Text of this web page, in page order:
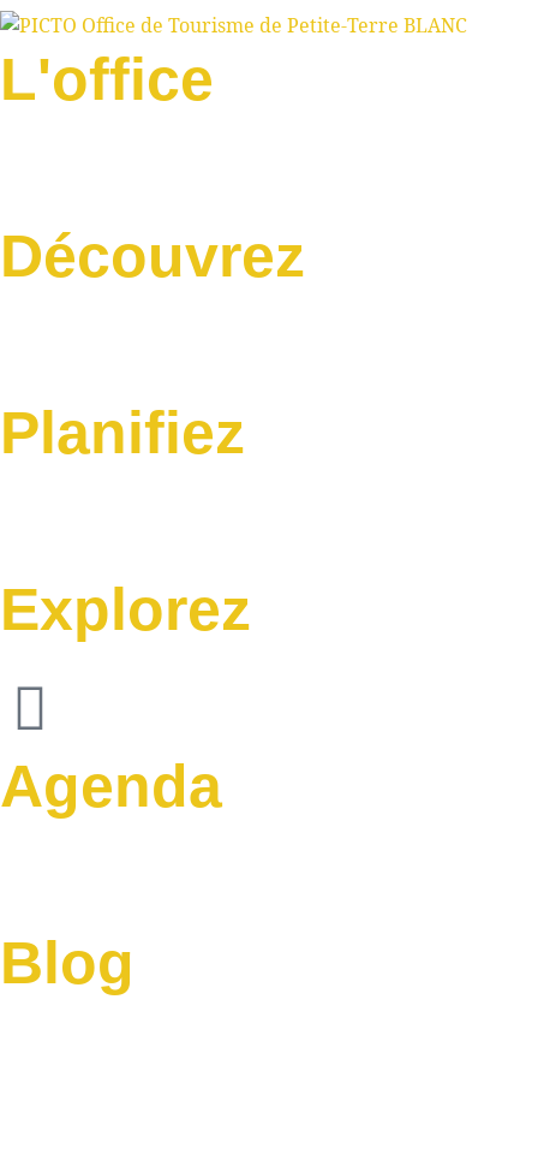
L'office
Découvrez
Planifiez
Explorez
Agenda
Blog